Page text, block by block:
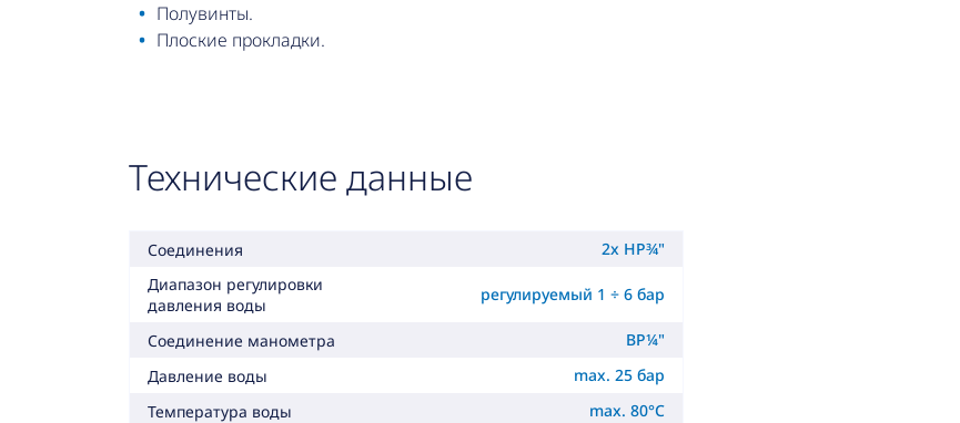
Полувинты.
Плоские прокладки.
Технические данные
Соединения
2x НР¾"
Диапазон регулировки
давления воды
регулируемый 1 ÷ 6 бар
Cоединение манометрa
ВР¼"
Давление воды
max. 25 бар
Температура воды
max. 80°C